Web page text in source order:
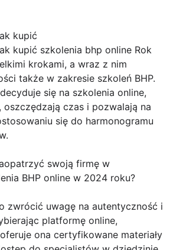
kupić
kupić szkolenia bhp online Rok
krokami, a wraz z nim
także w zakresie szkoleń BHP.
się na szkolenia online,
czas i pozwalają na
się do harmonogramu
swoją firmę w
BHP online w 2024 roku?
zwrócić uwagę na autentyczność i
platformę online,
ona certyfikowane materiały